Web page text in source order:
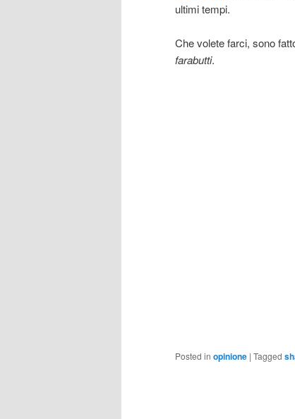
ultimi tempi.
Che volete farci, sono
farabutti.
Posted in opinione | Tagged